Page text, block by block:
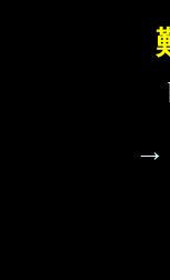
→